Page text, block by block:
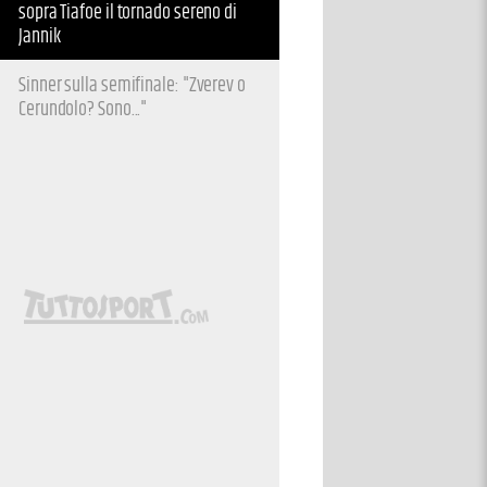
sopra Tiafoe il tornado sereno di
Jannik
Sinner sulla semifinale: "Zverev o
Cerundolo? Sono..."